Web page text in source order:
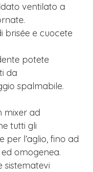
ventilato a
brisée e cuocete
potete
da
spalmabile.
mixer ad
tutti gli
per l’aglio, fino ad
omogenea.
sistematevi